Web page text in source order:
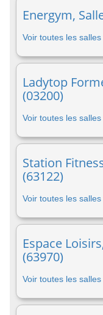
Energym,
Voir toutes les
Ladytop
(03200)
Voir toutes les
Station
(63122)
Voir toutes les
Espace
(63970)
Voir toutes les